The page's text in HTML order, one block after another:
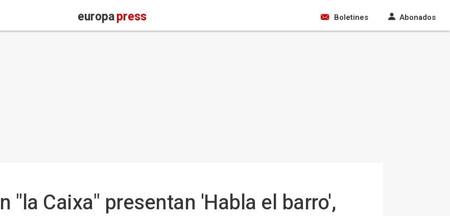
europapress Boletines Abonados
"la Caixa" presentan 'Habla el barro',